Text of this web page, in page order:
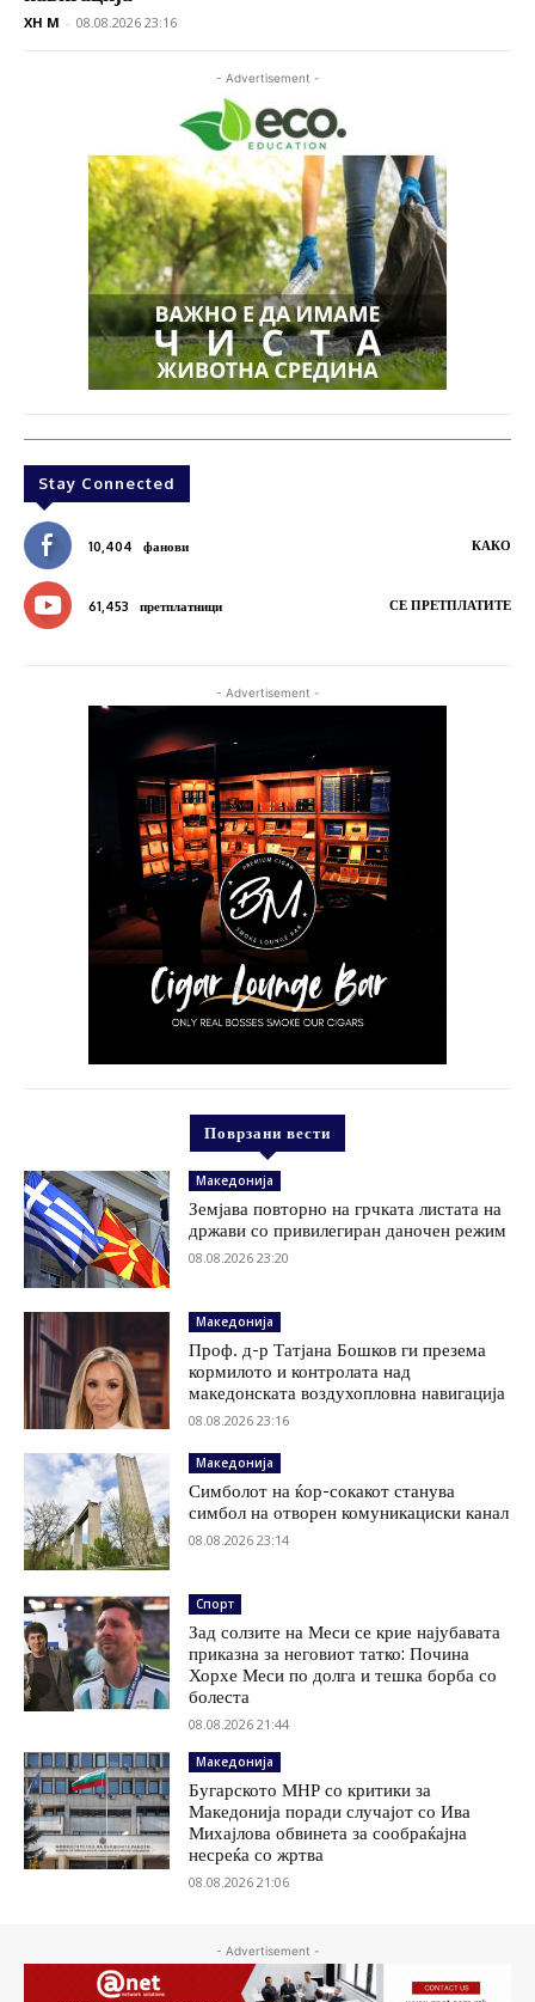
XH M - 08.08.2026 23:16
- Advertisement -
Stay Connected
10,404 фанови КАКО
61,453 претплатници СЕ ПРЕТПЛАТИТЕ
- Advertisement -
Поврзани вести
Македонија
Земјава повторно на грчката листата на
држави со привилегиран даночен режим
08.08.2026 23:20
Македонија
Проф. д-р Татјана Бошков ги презема
кормилото и контролата над
македонската воздухопловна навигација
08.08.2026 23:16
Македонија
Симболот на ќор-сокакот станува
симбол на отворен комуникациски канал
08.08.2026 23:14
Спорт
Зад солзите на Меси се крие најубавата
приказна за неговиот татко: Почина
Хорхе Меси по долга и тешка борба со
болеста
08.08.2026 21:44
Македонија
Бугарското МНР со критики за
Македонија поради случајот со Ива
Михајлова обвинета за сообраќајна
несреќа со жртва
08.08.2026 21:06
- Advertisement -